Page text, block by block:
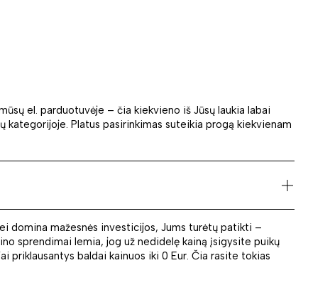
el. parduotuvėje – čia kiekvieno iš Jūsų laukia labai
kategorijoje. Platus pasirinkimas suteikia progą kiekvienam
domina mažesnės investicijos, Jums turėtų patikti –
sprendimai lemia, jog už nedidelę kainą įsigysite puikų
baldai kainuos iki 0 Eur. Čia rasite tokias